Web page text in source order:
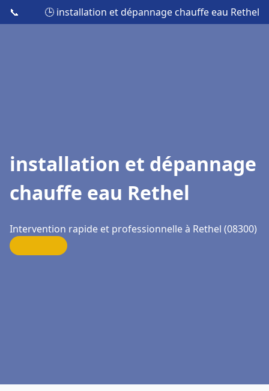
📞 🕒 installation et dépannage chauffe eau Rethel
installation et dépannage
chauffe eau Rethel
Intervention rapide et professionnelle à Rethel (08300)